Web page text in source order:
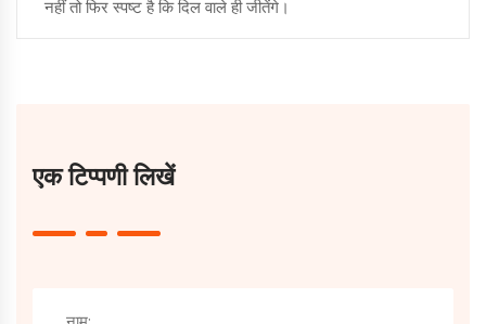
नहीं तो फिर स्पष्ट है कि दिल वाले ही जीतेंगे।
एक टिप्पणी लिखें